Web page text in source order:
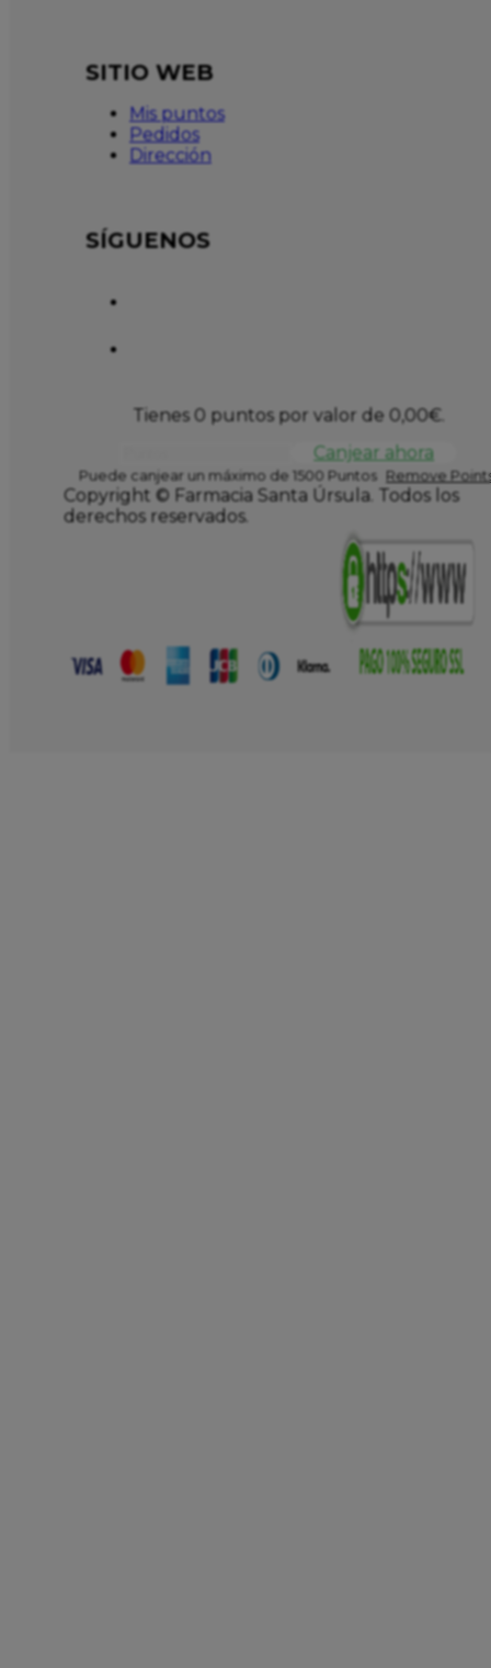
SITIO WEB
Mis puntos
Pedidos
Dirección
SÍGUENOS
Tienes 0 puntos por valor de 0,00€.
Canjear ahora
Puede canjear un máximo de 1500 Puntos Remove
Copyright © Farmacia Santa Úrsula. Todos los
derechos reservados.